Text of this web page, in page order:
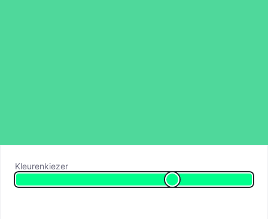
Kleurenkiezer